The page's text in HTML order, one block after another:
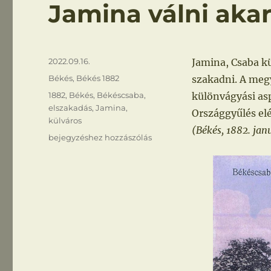
Jamina válni
Jamina, Csaba
szakadni. A
különvágyási
Országgyűlés
(Békés, 1882.
Közzétéve
2022.09.16.
Kategória
Békés, Békés 1882
Címke
1882, Békés, Békéscsaba,
elszakadás,Jamina,
külváros
Jamina
bejegyzéshez hozzászólás